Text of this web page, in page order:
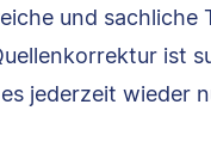
und sachliche
ist
jederzeit wieder